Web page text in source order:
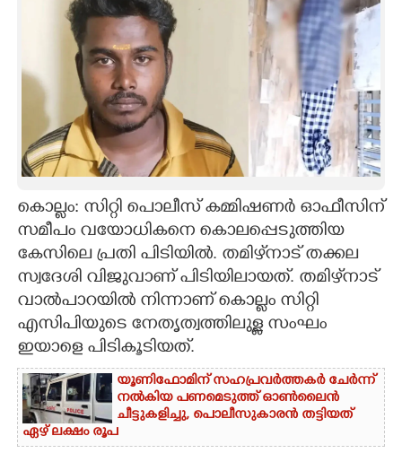
ASTRO
CARTOONS
LITERATURE
ZOOM
CONTACT US
കൊല്ലം: സിറ്റി പൊലീസ് കമ്മിഷണർ ഓഫീസിന്
സമീപം വയോധികനെ കൊലപ്പെടുത്തിയ
കേസിലെ പ്രതി പിടിയിൽ. തമിഴ്‌നാട് തക്കല
സ്വദേശി വിജുവാണ് പിടിയിലായത്. തമിഴ്‌നാട്
വാൽപാറയിൽ നിന്നാണ് കൊല്ലം സിറ്റി
എസിപിയുടെ നേതൃത്വത്തിലുള്ള സംഘം
ഇയാളെ പിടികൂടിയത്.
യൂണിഫോമിന് സഹപ്രവർത്തകർ ചേർന്ന്
നൽകിയ പണമെടുത്ത് ഓൺലൈൻ
ചീട്ടുകളിച്ചു,​ പൊലീസുകാരൻ തട്ടിയത്
ഏഴ് ലക്ഷം രൂപ